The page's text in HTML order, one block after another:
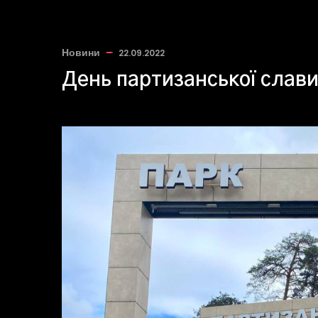
Новини 22.09.2022
День партизанської слави